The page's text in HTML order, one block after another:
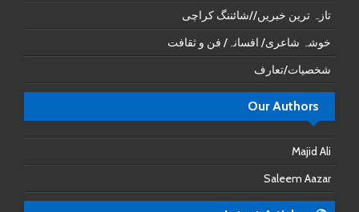
تازہ ترین خبریں//شائننگ کراچی
خوشہ شاعری/ افسانہ/ فن و ثقافت
شخصیات/تعارف
Our Authors
Majid Ali
Saleem Aazar